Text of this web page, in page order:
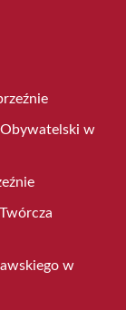
Obywatelski w
w